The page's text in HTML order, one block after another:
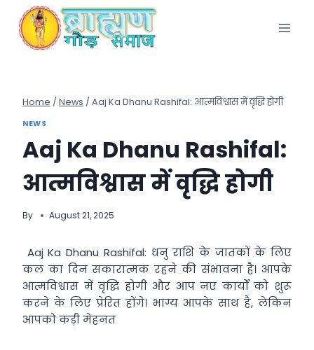
content
Home / News / Aaj Ka Dhanu Rashifal: आत्मविश्वास में वृद्धि होगी
NEWS
Aaj Ka Dhanu Rashifal:
आत्मविश्वास में वृद्धि होगी
By August 21, 2025
Aaj Ka Dhanu Rashifal: धनु राशि के जातकों के लिए
कल का दिन सकारात्मक रहने की संभावना है। आपके
आत्मविश्वास में वृद्धि होगी और आप नए कार्यों को शुरू
करने के लिए प्रेरित होंगे। भाग्य आपके साथ है, लेकिन
आपको कड़ी मेहनत